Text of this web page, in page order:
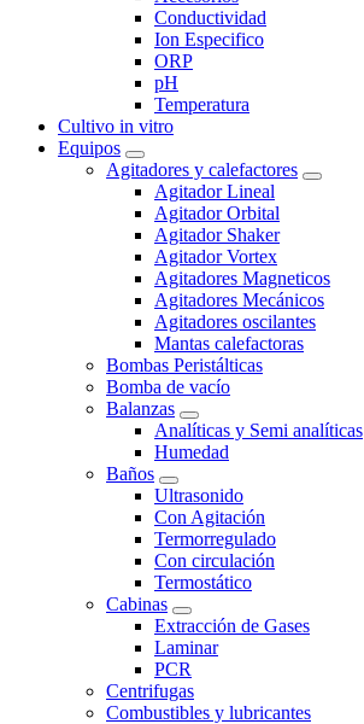
Conductividad
Ion Especifico
ORP
pH
Temperatura
Cultivo in vitro
Equipos
Agitadores y calefactores
Agitador Lineal
Agitador Orbital
Agitador Shaker
Agitador Vortex
Agitadores Magneticos
Agitadores Mecánicos
Agitadores oscilantes
Mantas calefactoras
Bombas Peristálticas
Bomba de vacío
Balanzas
Analíticas y Semi analíticas
Humedad
Baños
Ultrasonido
Con Agitación
Termorregulado
Con circulación
Termostático
Cabinas
Extracción de Gases
Laminar
PCR
Centrifugas
Combustibles y lubricantes